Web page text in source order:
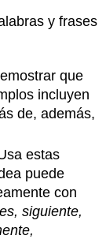
y frases
que
incluyen
de, además,
estas
puede
con
siguiente,